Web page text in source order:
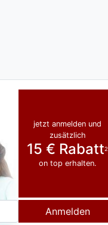
jetzt anmelden und
zusätzlich
15 € Rabatt2
on top erhalten.
Anmelden